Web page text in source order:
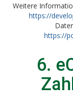
Weitere
https://
https://
6.